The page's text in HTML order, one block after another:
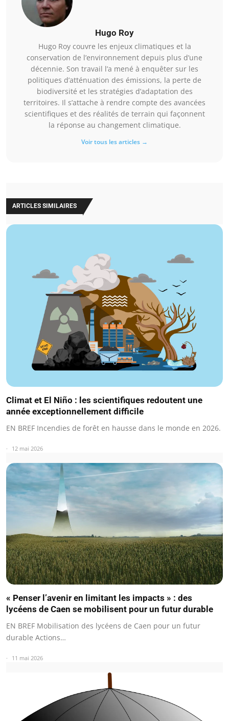
Hugo Roy
Hugo Roy couvre les enjeux climatiques et la
conservation de l’environnement depuis plus d’une
décennie. Son travail l’a mené à enquêter sur les
politiques d’atténuation des émissions, la perte de
biodiversité et les stratégies d’adaptation des
territoires. Il s’attache à rendre compte des avancées
scientifiques et des réalités de terrain qui façonnent
la réponse au changement climatique.
Voir tous les articles →
ARTICLES SIMILAIRES
Climat et El Niño : les scientifiques redoutent une
année exceptionnellement difficile
EN BREF Incendies de forêt en hausse dans le monde en 2026.
12 mai 2026
« Penser l’avenir en limitant les impacts » : des
lycéens de Caen se mobilisent pour un futur durable
EN BREF Mobilisation des lycéens de Caen pour un futur
durable Actions…
11 mai 2026